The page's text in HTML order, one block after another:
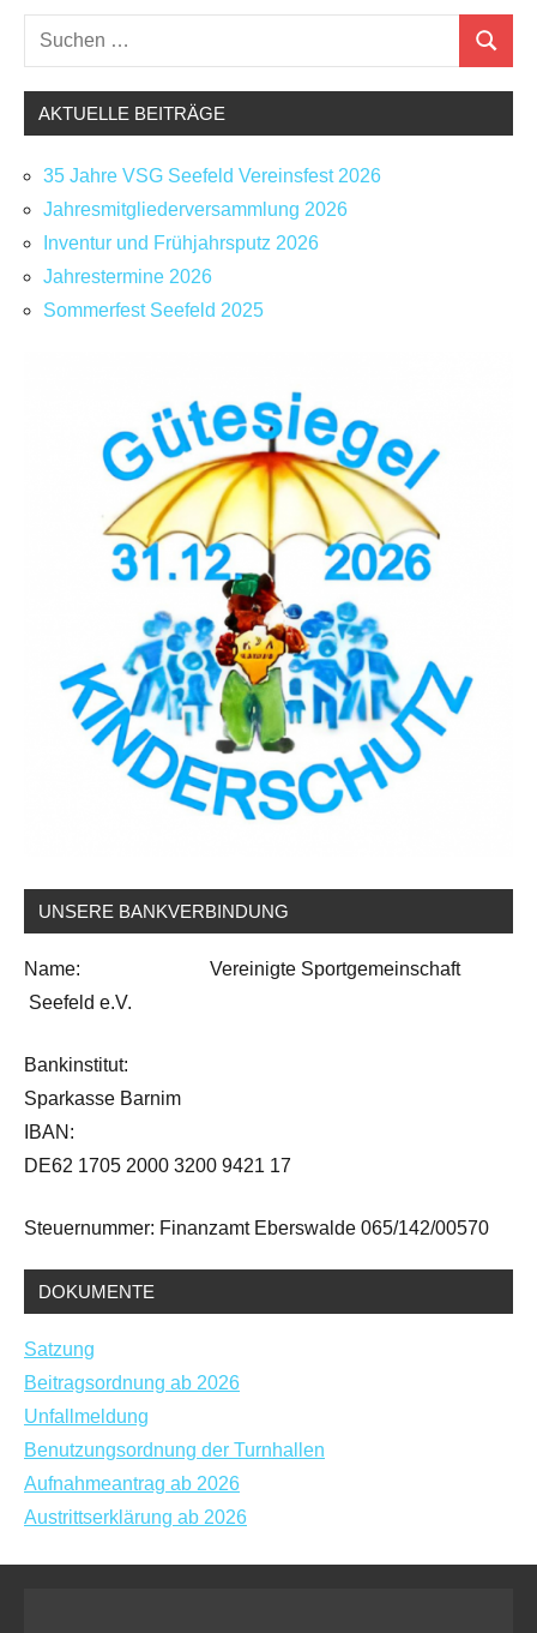
Schlagwörter:
Seefeld ,
Dankesagen,
Frank
,
Meytecc
GmbH,
VSG
Suchen
nach:
Suchen
AKTUELLE BEITRÄGE
35 Jahre VSG Seefeld Vereinsfest 2026
Jahresmitgliederversammlung 2026
Inventur und Frühjahrsputz 2026
Jahrestermine 2026
Sommerfest Seefeld 2025
UNSERE BANKVERBINDUNG
Name: Vereinigte Sportgemeinschaft
Seefeld e.V.
Bankinstitut:
Sparkasse Barnim
IBAN:
DE62 1705 2000 3200 9421 17
Steuernummer: Finanzamt Eberswalde 065/142/00570
DOKUMENTE
Satzung
Beitragsordnung ab 2026
Unfallmeldung
Benutzungsordnung der Turnhallen
Aufnahmeantrag ab 2026
Austrittserklärung ab 2026